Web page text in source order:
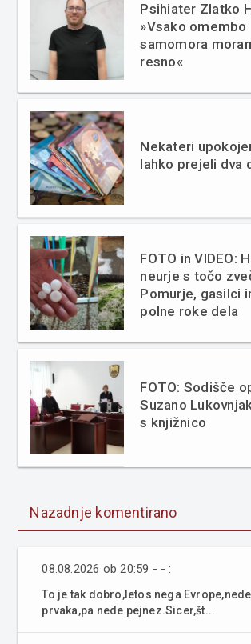
Psihiater Zlatko
»Vsako omembo
samomora
resno«
Nekateri
lahko prejeli dva
FOTO in VIDEO:
neurje s točo
Pomurje, gasilci
polne roke dela
FOTO: Sodišče
Suzano
s knjižnico
Nazadnje komentirano
08.08.2026 ob 20:59 - - :
To je tak dobro,letos nega
prvaka,pa nede pejnez.Sicer,št...